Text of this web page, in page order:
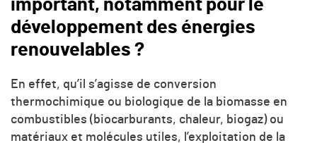
important, notamment pour le
développement des énergies
renouvelables ?
En effet, qu’il s’agisse de conversion
thermochimique ou biologique de la biomasse en
combustibles (biocarburants, chaleur, biogaz) ou
matériaux et molécules utiles, l’exploitation de la